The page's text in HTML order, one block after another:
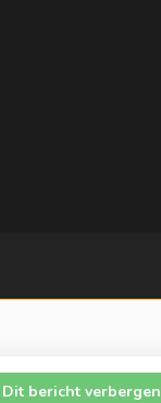
Dit bericht verbergen